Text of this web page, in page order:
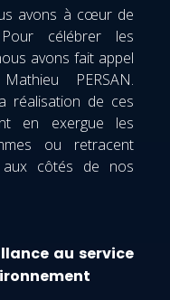
avons à cœur de
célébrer les
avons fait appel
PERSAN.
réalisation de ces
en exergue les
ou retracent
aux côtés de nos
au service